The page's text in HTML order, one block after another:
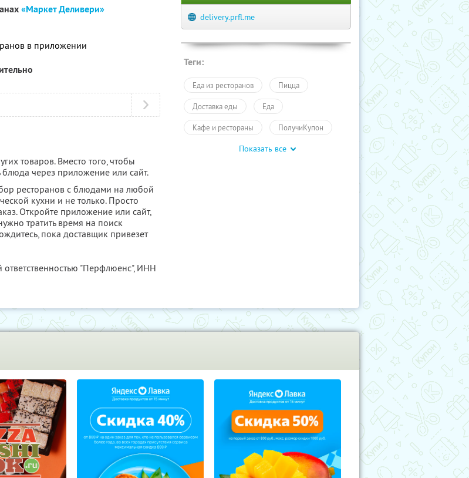
«Маркет Деливери»
в приложении
товаров. Вместо того, чтобы
блюда через приложение или сайт.
ресторанов с блюдами на любой
кухни и не только. Просто
Откройте приложение или сайт,
тратить время на поиск
пока доставщик привезет
"Перфлюенс", ИНН
delivery.prfl.me
Теги:
Еда из ресторанов Пицца
Доставка еды Еда
Кафе и рестораны ПолучиКупон
Пироги Суши
Показать все